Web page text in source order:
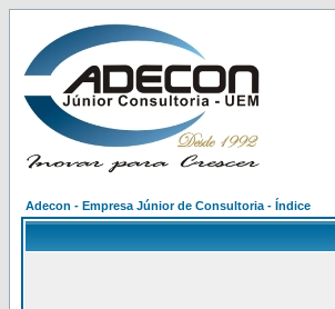
Adecon - Empresa Júnior de Consultoria - Índice